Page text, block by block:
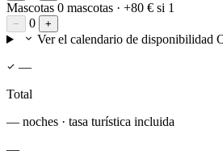
Mascotas 0 mascotas · +80 € si 1
− 0 +
Ver el calendario de disponibilidad
—
Total
— noches · tasa turística incluida
—